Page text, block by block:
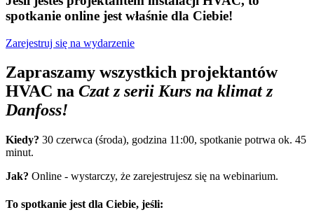
spotkanie online jest właśnie dla Ciebie!
Zarejestruj się na wydarzenie
Zapraszamy wszystkich projektantów
HVAC na Czat z serii Kurs na klimat z
Danfoss!
Kiedy? 30 czerwca (środa), godzina 11:00, spotkanie potrwa ok. 45
minut.
Jak? Online - wystarczy, że zarejestrujesz się na webinarium.
To spotkanie jest dla Ciebie, jeśli: